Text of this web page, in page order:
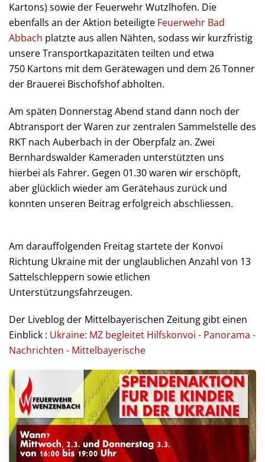
Kartons) sowie der Feuerwehr Wutzlhofen. Die
ebenfalls an der Aktion beteiligte Feuerwehr Bad
Abbach platzte aus allen Nähten, sodass wir kurzfristig
unsere Transportkapazitäten teilten und etwa
750 Kartons mit dem Gerätewagen und dem 26 Tonner
der Brauerei Bischofshof abholten.
Am späten Donnerstag Abend stand dann noch der
Abtransport der Waren zur zentralen Sammelstelle des
RKT nach Auberbach in der Oberpfalz an. Zwei
Bernhardswalder Kameraden unterstützten uns
hierbei als Fahrer. Gegen 01.30 waren wir erschöpft,
aber glücklich wieder am Gerätehaus zurück und
konnten unseren Beitrag erfolgreich abschliessen.
Am darauffolgenden Freitag startete der Konvoi
Richtung Ukraine mit der unglaublichen Anzahl von 13
Sattelschleppern sowie etlichen
Unterstützungsfahrzeugen.
Der Liveblog der Mittelbayerischen Zeitung gibt einen
Einblick : Ukraine: MZ begleitet Hilfskonvoi - Panorama -
Nachrichten - Mittelbayerische